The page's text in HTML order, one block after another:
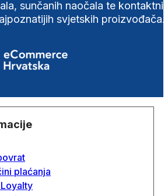
sunčanih naočala te
svjetskih proizvođača.
plaćanja